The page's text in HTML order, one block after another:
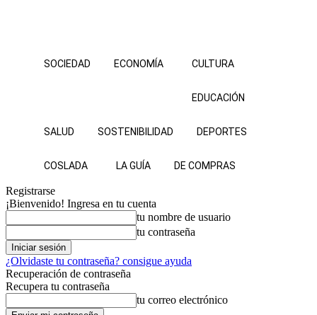
SOCIEDAD ECONOMÍA CULTURA
EDUCACIÓN
SALUD SOSTENIBILIDAD DEPORTES
COSLADA LA GUÍA DE COMPRAS
Registrarse
¡Bienvenido! Ingresa en tu cuenta
tu nombre de usuario
tu contraseña
¿Olvidaste tu contraseña? consigue ayuda
Recuperación de contraseña
Recupera tu contraseña
tu correo electrónico